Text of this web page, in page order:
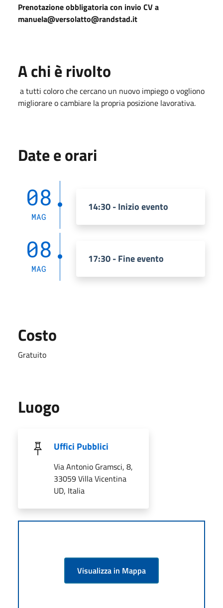
Prenotazione obbligatoria con invio CV a
manuela@versolatto@randstad.it
A chi è rivolto
a tutti coloro che cercano un nuovo impiego o vogliono
migliorare o cambiare la propria posizione lavorativa.
Date e orari
08
MAG
14:30 - Inizio evento
08
MAG
17:30 - Fine evento
Costo
Gratuito
Luogo
Uffici Pubblici
Via Antonio Gramsci, 8,
33059 Villa Vicentina
UD, Italia
Visualizza in Mappa